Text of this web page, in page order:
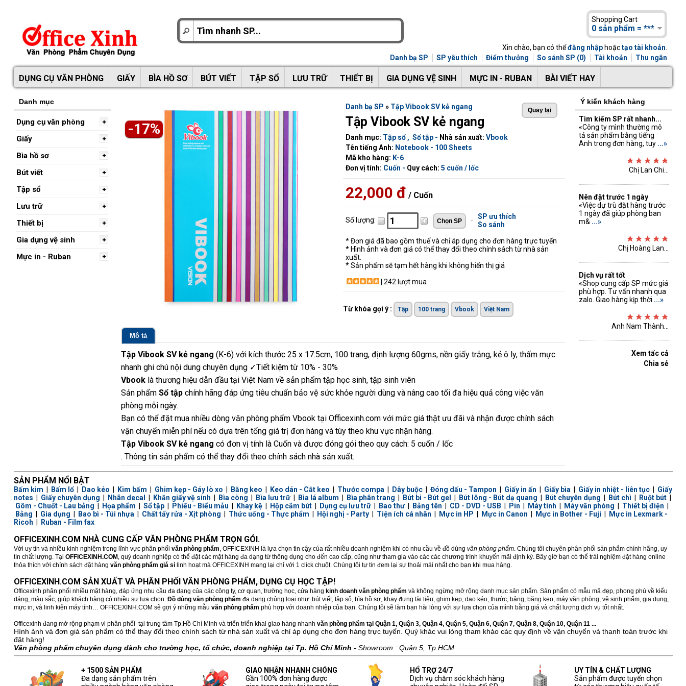
Shopping Cart
0 sản phẩm = ***
Xin chào, bạn có thểđăng nhập hoặctạo tài khoản
Danh bạ SP
SP yêu thích Điểm thưởng So sánh SP (0) Tài khoản Thu ngân
DỤNG CỤ VĂN PHÒNG GIẤY BÌA HỒ SƠ BÚT VIẾT TẬP SỔ LƯU TRỮ THIẾT BỊ GIA DỤNG VỆ SINH MỰC IN - RUBAN BÀI VIẾT HAY
Danh mục
Dụng cụ văn phòng
Giấy
Bìa hồ sơ
Bút viết
Tập sổ
Lưu trữ
Thiết bị
Gia dụng vệ sinh
Mực in - Ruban
Ý kiến khách hàng
Tìm kiếm SP rất nhanh...
«Công ty mình thường mô
tả sản phẩm bằng tiếng
Anh trong đơn hàng, tuy ...»
Chị Lan Chi...
Nên đặt trước 1 ngày
«Việc dự trù đặt hàng trước
1 ngày đã giúp phòng ban
m& ...»
Chị Hoàng Lan...
Dịch vụ rất tốt
«Shop cung cấp SP mức giá
phù hợp. Tư vấn nhanh qua
zalo. Giao hàng kịp thời ...»
Anh Nam Thành...
Xem tấc cả
Chia sẻ
-17%
Danh bạ SP » Tập Vibook SV kẻ ngang
Tập Vibook SV kẻ ngang
Danh mục: Tập sổ, Sổ tập- Nhà sản xuất: Vbook
Tên tiếng Anh: Notebook - 100 Sheets
Mã kho hàng: K-6
Đơn vị tính: Cuốn - Quy cách: 5 cuốn / lốc
22,000 đ / Cuốn
Số lượng: - SP ưu thích
So sánh
* Đơn giá đã bao gồm thuế và chỉ áp dụng cho đơn hàng trực tuyến
* Hình ảnh và đơn giá có thể thay đổi theo chính sách từ nhà sản
xuất.
* Sản phẩm sẽ tạm hết hàng khi không hiển thị giá
| 242 lượt mua
Từ khóa gợi ý : Tập 100 trang Vbook Việt Nam
Mô tả
Tập Vibook SV kẻ ngang (K-6) với kích thước 25 x 17.5cm, 100 trang, định lượng 60gms, nền giấy trắng, kẻ ô ly, thấm mực
nhanh ghi chú nội dung chuyên dụng ✓Tiết kiệm từ 10% - 30%
Vbooklà thương hiệu dẫn đầu tại Việt Nam về sản phẩm tập học sinh, tập sinh viên
Sản phẩm Sổ tậpchính hãng đáp ứng tiêu chuẩn bảo vệ sức khỏe người dùng và nâng cao tối đa hiệu quả công việc văn
phòng mỗi ngày.
Bạn có thể đặt mua nhiều dòng văn phòng phẩm Vbook tại Officexinh.com với mức giá thật ưu đãi và nhận được chính sách
vận chuyển miễn phí nếu có dựa trên tổng giá trị đơn hàng và tùy theo khu vực nhận hàng.
Tập Vibook SV kẻ ngang có đơn vị tính là Cuốn và được đóng gói theo quy cách: 5 cuốn / lốc
. Thông tin sản phẩm có thể thay đổi theo chính sách nhà sản xuất.
SẢN PHẨM NỔI BẬT
Bấm kim Bấm lổ| Dao kéo Kim bấm Ghim kẹp - Gáy lò xo Băng keo Keo dán - Cắt keo Thước compa Dây buộc| Đóng dấu - Tampon Giấy in ấn Giấy bìa Giấy in nhiệt - liên tục| Giấy
notes
Giấy chuyên dụng Nhãn decal Khăn giấy vệ sinh Bìa còng Bìa lưu trữ| Bìa lá album Bìa phân trang Bút bi - Bút gel Bút lông - Bút dạ quang Bút chuyên dụng Bút chì Ruột bút|
Gôm - Chuốt - Lau bảng
Họa phẩm Sổ tập| Phiếu - Biểu mẫu Khay kệ| Hộp cắm bút| Dụng cụ lưu trữ| Bao thư| Bảng tên CD - DVD - USB Pin Máy tính Máy văn phòng Thiết bị điện
Bảng
Gia dụng Bao bì - Túi nhựa Chất tẩy rửa - Xịt phòng Thức uống - Thực phẩm Hội nghị - Party| Tiện ích cá nhân Mực in HP Mực in Canon Mực in Bother - Fuji
Mực in Lexmark -
Ricoh
Ruban - Film fax
OFFICEXINH.COM NHÀ CUNG CẤP VĂN PHÒNG PHẨM TRỌN GÓI.
Với uy tín và nhiều kinh nghiệm trong lĩnh vực phân phối văn phòng phẩm, OFFICEXINH là lựa chọn tin cậy của rất nhiều doanh nghiệm khi có nhu cầu về đồ dùng văn phòng phẩm. Chúng tôi chuyên phân phối sản phẩm chính hãng, uy
tín chất lượng. Tại OFFICEXINH.COM , quý doanh nghiệp có thể đặt các mặt hàng đa dạng từ thông dụng cho đến cao cấp, cũng như tham gia vào các các chương trình khuyến mãi định kỳ. Bây giờ bạn có thể trải nghiệm đặt hàng online
thỏa thích với chính sách đặt hàng văn phòng phẩm giá sỉlinh hoạt mà OFFICEXINH mang lại chỉ với 1 click chuột. Chúng tôi tự tin đem lại sự thoải mái nhất cho bạn khi mua hàng.
OFFICEXINH.COM SẢN XUẤT VÀ PHÂN PHỐI VĂN PHÒNG PHẨM, DỤNG CỤ HỌC TẬP!
Officexinh phân phối nhiều mặt hàng, đáp ứng nhu cầu đa dạng của các công ty, cơ quan, trường học, cửa hàng kinh doanh văn phòng phẩm và không ngừng mở rộng danh mục sản phẩm. Sản phẩm có mẫu mã đẹp, phong phú về kiểu
dáng, màu sắc, giúp khách hàng có nhiều sự lựa chọn. Đồ dùng văn phòng phẩm đa dạng chủng loại như: bút viết, tập sổ, bìa hồ sơ, khay đựng tài liệu, ghim kẹp, dao kéo, thước, bảng, băng keo, máy văn phòng, vệ sinh phẩm, gia dụng,
mực in, và linh kiện máy tính… OFFICEXINH.COM sẽ gợi ý những mẫu văn phòng phẩm phù hợp với doanh nhiệp của bạn. Chúng tôi sẽ làm bạn hài lòng với sự lựa chọn của mình bằng giá và chất lượng dịch vụ tốt nhất.
Officexinh đang mở rộng phạm vi phân phối tại trung tâm Tp.Hồ Chí Minh và triển triển khai giao hàng nhanh văn phòng phẩm tại Quận 1, Quận 3, Quận 4, Quận 5, Quận 6, Quận 7, Quận 8, Quận 10, Quận 11 ...
Hình ảnh và đơn giá sản phẩm có thể thay đổi theo chính sách từ nhà sản xuất và chỉ áp dụng cho đơn hàng trực tuyến. Quý khác vui lòng tham khảo các quy định về vận chuyển và thanh toán trước khi
đặt hàng!
Văn phòng phẩm chuyên dụng dành cho trường học, tổ chức, doanh nghiệp tại Tp. Hồ Chí Minh - Showroom : Quận 5, Tp.HCM
+ 1500 SẢN PHẨM
Đa dạng sản phẩm trên
GIAO NHẬN NHANH CHÓNG
Gần 100% đơn hàng được
HỔ TRỢ 24/7
Dịch vụ chăm sóc khách hàng
UY TÍN & CHẤT LƯỢNG
Sản phẩm được tuyển chọn